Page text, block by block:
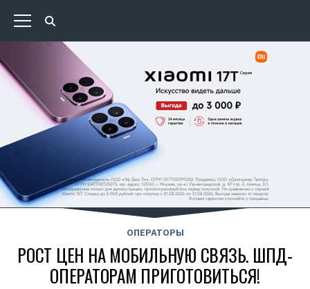
ОПЕРАТОРЫ
РОСТ ЦЕН НА МОБИЛЬНУЮ СВЯЗЬ. ШПД-
ОПЕРАТОРАМ ПРИГОТОВИТЬСЯ!